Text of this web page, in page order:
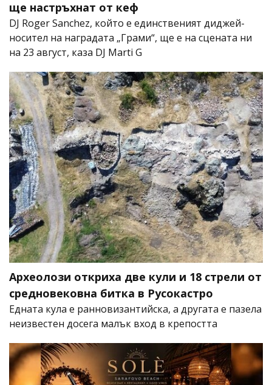
ще настръхнат от кеф
DJ Roger Sanchez, който е единственият диджей-
носител на наградата „Грами“, ще е на сцената ни
на 23 август, каза DJ Marti G
Археолози откриха две кули и 18 стрели от
средновековна битка в Русокастро
Едната кула е ранновизантийска, а другата е пазела
неизвестен досега малък вход в крепостта